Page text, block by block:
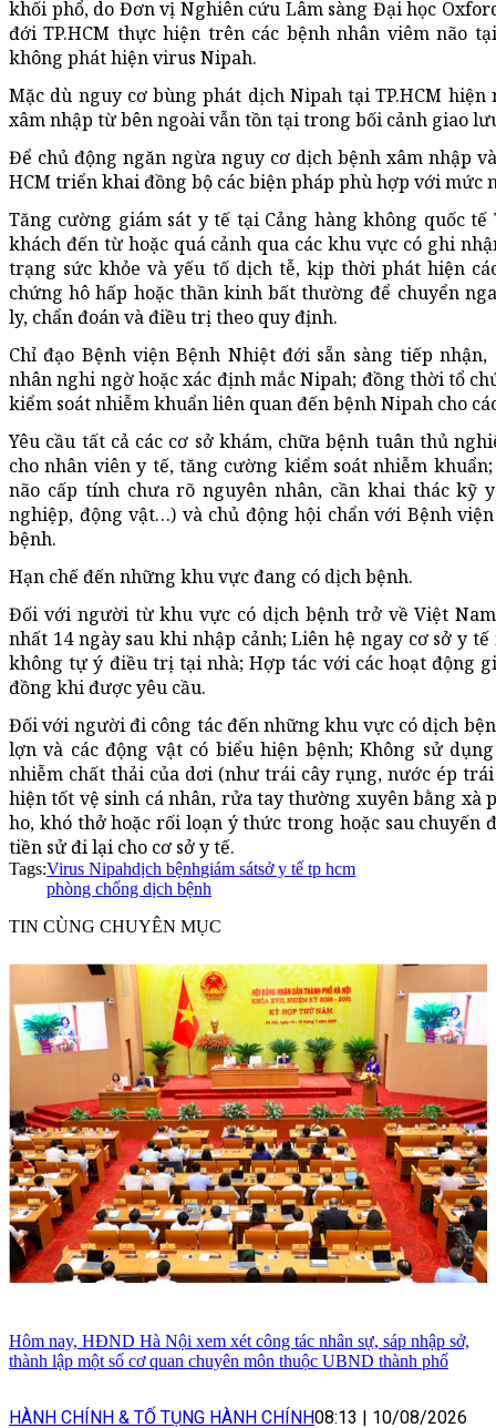
khối phổ, do Đơn vị Nghiên cứu Lâm sàng Đại học
đới TP.HCM thực hiện trên các bệnh nhân viêm não
không phát hiện virus Nipah.
Mặc dù nguy cơ bùng phát dịch Nipah tại TP.HCM
xâm nhập từ bên ngoài vẫn tồn tại trong bối cảnh giao
Để chủ động ngăn ngừa nguy cơ dịch bệnh xâm nhập
HCM triển khai đồng bộ các biện pháp phù hợp với mức
Tăng cường giám sát y tế tại Cảng hàng không quốc
khách đến từ hoặc quá cảnh qua các khu vực có ghi
trạng sức khỏe và yếu tố dịch tễ, kịp thời phát hiện
chứng hô hấp hoặc thần kinh bất thường để chuyển
ly, chẩn đoán và điều trị theo quy định.
Chỉ đạo Bệnh viện Bệnh Nhiệt đới sẵn sàng tiếp
nhân nghi ngờ hoặc xác định mắc Nipah; đồng thời tổ
kiểm soát nhiễm khuẩn liên quan đến bệnh Nipah cho
Yêu cầu tất cả các cơ sở khám, chữa bệnh tuân thủ
cho nhân viên y tế, tăng cường kiểm soát nhiễm
não cấp tính chưa rõ nguyên nhân, cần khai thác kỹ
nghiệp, động vật…) và chủ động hội chẩn với Bệnh
bệnh.
Hạn chế đến những khu vực đang có dịch bệnh.
Đối với người từ khu vực có dịch bệnh trở về Việt
nhất 14 ngày sau khi nhập cảnh; Liên hệ ngay cơ sở y
không tự ý điều trị tại nhà; Hợp tác với các hoạt động
đồng khi được yêu cầu.
Đối với người đi công tác đến những khu vực có dịch
lợn và các động vật có biểu hiện bệnh; Không sử
nhiễm chất thải của dơi (như trái cây rụng, nước ép
hiện tốt vệ sinh cá nhân, rửa tay thường xuyên bằng xà
ho, khó thở hoặc rối loạn ý thức trong hoặc sau chuyến
tiền sử đi lại cho cơ sở y tế.
Tags:Virus Nipahdịch bệnhgiám sátsở y tế tp hcm
phòng chống dịch bệnh
TIN CÙNG CHUYÊN MỤC
Hôm nay, HĐND Hà Nội xem xét công tác nhân sự, sáp nhập sở,
thành lập một số cơ quan chuyên môn thuộc UBND thành phố
HÀNH CHÍNH & TỐ TỤNG HÀNH CHÍNH08:13 10/08/2026